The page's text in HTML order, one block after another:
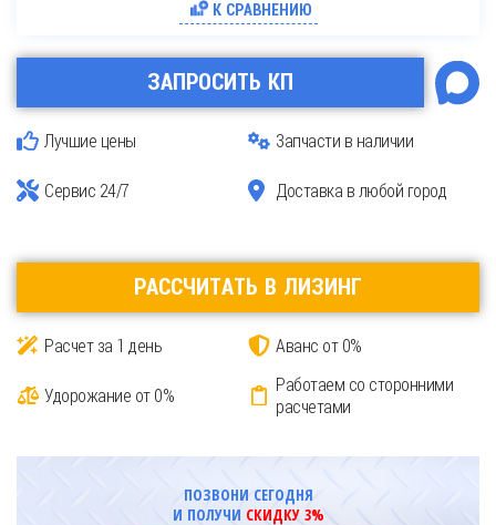
К СРАВНЕНИЮ
ЗАПРОСИТЬ КП
Лучшие цены Запчасти в наличии
Сервис 24/7 Доставка в любой город
РАССЧИТАТЬ В ЛИЗИНГ
Расчет за 1 день Аванс от 0%
Удорожание от 0%
Работаем со сторонними
расчетами
ПОЗВОНИ СЕГОДНЯ
И ПОЛУЧИ СКИДКУ 3%